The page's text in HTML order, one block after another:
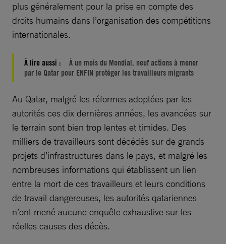
plus généralement pour la prise en compte des
droits humains dans l’organisation des compétitions
internationales.
À lire aussi :
À un mois du Mondial, neuf actions à mener
par le Qatar pour ENFIN protéger les travailleurs migrants
Au Qatar, malgré les réformes adoptées par les
autorités ces dix dernières années, les avancées sur
le terrain sont bien trop lentes et timides. Des
milliers de travailleurs sont décédés sur de grands
projets d’infrastructures dans le pays, et malgré les
nombreuses informations qui établissent un lien
entre la mort de ces travailleurs et leurs conditions
de travail dangereuses, les autorités qatariennes
n’ont mené aucune enquête exhaustive sur les
réelles causes des décès.